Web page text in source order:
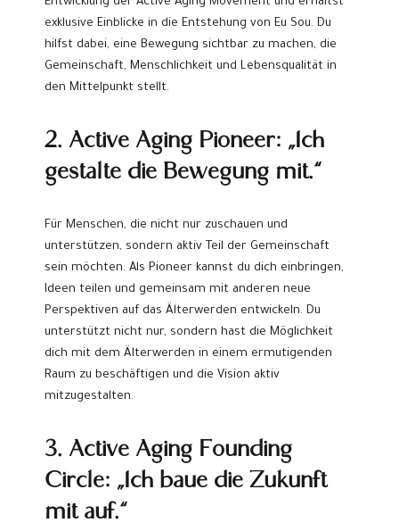
exklusive Einblicke in die Entstehung von Eu Sou. Du
hilfst dabei, eine Bewegung sichtbar zu machen, die
Gemeinschaft, Menschlichkeit und Lebensqualität in
den Mittelpunkt stellt.
2. Active Aging Pioneer: „Ich
gestalte die Bewegung mit.“
Für Menschen, die nicht nur zuschauen und
unterstützen, sondern aktiv Teil der Gemeinschaft
sein möchten. Als Pioneer kannst du dich einbringen,
Ideen teilen und gemeinsam mit anderen neue
Perspektiven auf das Älterwerden entwickeln. Du
unterstützt nicht nur, sondern hast die Möglichkeit
dich mit dem Älterwerden in einem ermutigenden
Raum zu beschäftigen und die Vision aktiv
mitzugestalten.
3. Active Aging Founding
Circle: „Ich baue die Zukunft
mit auf.“